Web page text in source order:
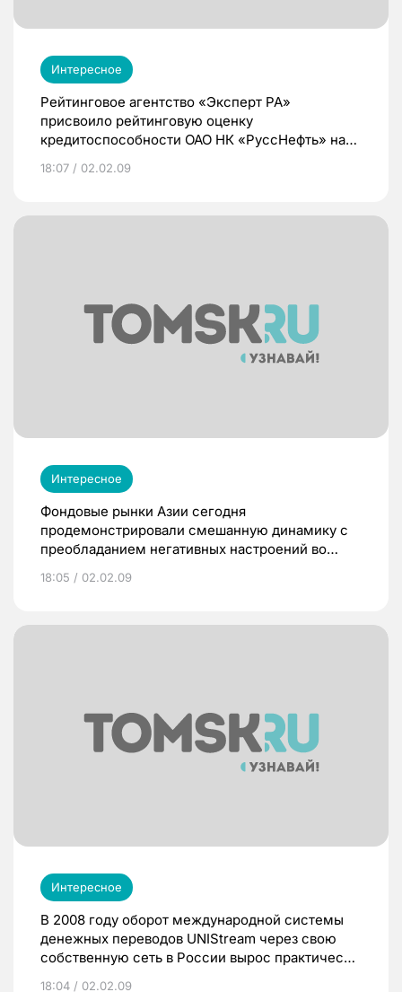
Интересное
Рейтинговое агентство «Эксперт РА»
присвоило рейтинговую оценку
кредитоспособности ОАО НК «РуссНефть» на
кредитоспособности»
18:07 / 02.02.09
Интересное
Фондовые рынки Азии сегодня
продемонстрировали смешанную динамику с
преобладанием негативных настроений во
финансового секторов.
18:05 / 02.02.09
Интересное
В 2008 году оборот международной системы
денежных переводов UNIStream через свою
собственную сеть в России вырос практически
18:04 / 02.02.09